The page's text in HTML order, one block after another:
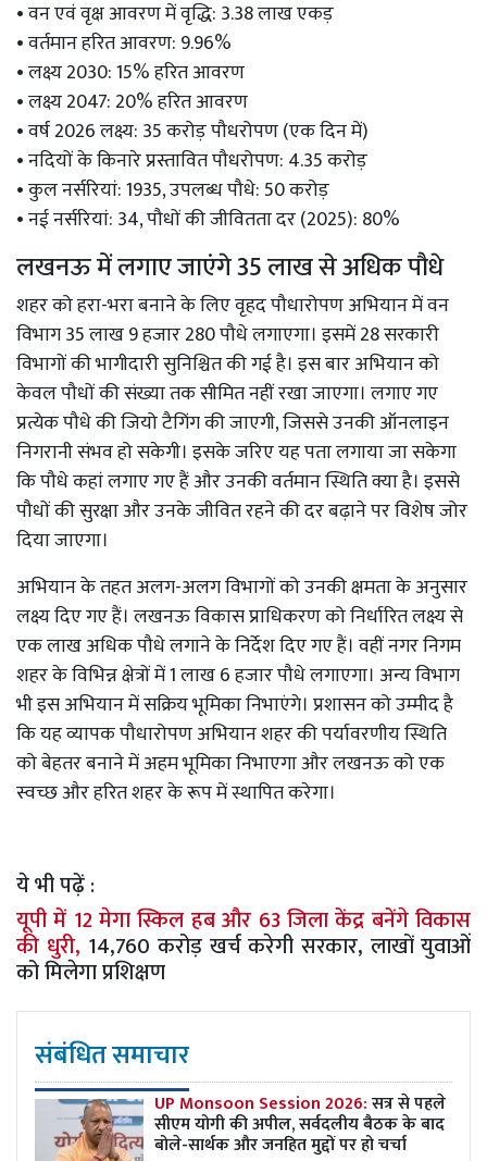
• वन एवं वृक्ष आवरण में वृद्धि: 3.38 लाख एकड़
• वर्तमान हरित आवरण: 9.96%
• लक्ष्य 2030: 15% हरित आवरण
• लक्ष्य 2047: 20% हरित आवरण
• वर्ष 2026 लक्ष्य: 35 करोड़ पौधरोपण (एक दिन में)
• नदियों के किनारे प्रस्तावित पौधरोपण: 4.35 करोड़
• कुल नर्सरियां: 1935, उपलब्ध पौधे: 50 करोड़
• नई नर्सरियां: 34, पौधों की जीवितता दर (2025): 80%
लखनऊ में लगाए जाएंगे 35 लाख से अधिक पौधे
शहर को हरा-भरा बनाने के लिए वृहद पौधारोपण अभियान में वन
विभाग 35 लाख 9 हजार 280 पौधे लगाएगा। इसमें 28 सरकारी
विभागों की भागीदारी सुनिश्चित की गई है। इस बार अभियान को
केवल पौधों की संख्या तक सीमित नहीं रखा जाएगा। लगाए गए
प्रत्येक पौधे की जियो टैगिंग की जाएगी, जिससे उनकी ऑनलाइन
निगरानी संभव हो सकेगी। इसके जरिए यह पता लगाया जा सकेगा
कि पौधे कहां लगाए गए हैं और उनकी वर्तमान स्थिति क्या है। इससे
पौधों की सुरक्षा और उनके जीवित रहने की दर बढ़ाने पर विशेष जोर
दिया जाएगा।
अभियान के तहत अलग-अलग विभागों को उनकी क्षमता के अनुसार
लक्ष्य दिए गए हैं। लखनऊ विकास प्राधिकरण को निर्धारित लक्ष्य से
एक लाख अधिक पौधे लगाने के निर्देश दिए गए हैं। वहीं नगर निगम
शहर के विभिन्न क्षेत्रों में 1 लाख 6 हजार पौधे लगाएगा। अन्य विभाग
भी इस अभियान में सक्रिय भूमिका निभाएंगे। प्रशासन को उम्मीद है
कि यह व्यापक पौधारोपण अभियान शहर की पर्यावरणीय स्थिति
को बेहतर बनाने में अहम भूमिका निभाएगा और लखनऊ को एक
स्वच्छ और हरित शहर के रूप में स्थापित करेगा।
ये भी पढ़ें :
यूपी में 12 मेगा स्किल हब और 63 जिला केंद्र बनेंगे विकास
की धुरी, 14,760 करोड़ खर्च करेगी सरकार, लाखों युवाओं
को मिलेगा प्रशिक्षण
संबंधित समाचार
UP Monsoon Session 2026:सत्र से पहले
सीएम योगी की अपील, सर्वदलीय बैठक के बाद
बोले-सार्थक और जनहित मुद्दों पर हो चर्चा